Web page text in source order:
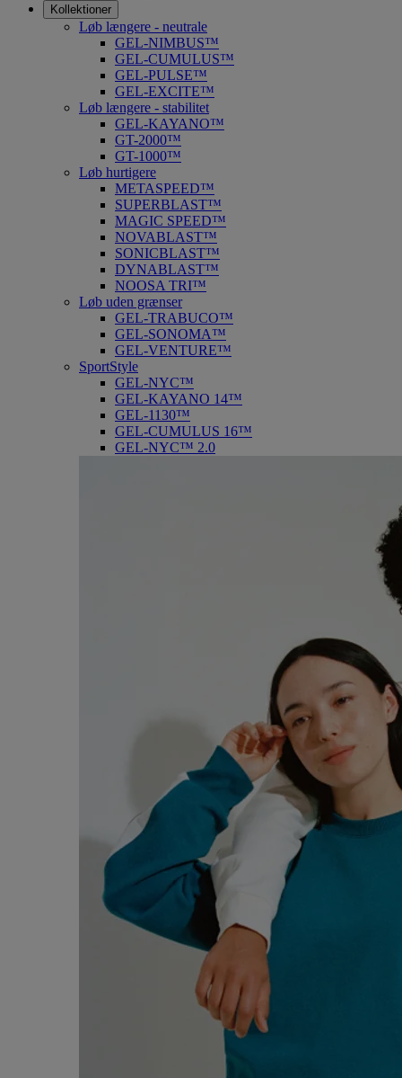
Kollektioner
Løb længere - neutrale
GEL-NIMBUS™
GEL-CUMULUS™
GEL-PULSE™
GEL-EXCITE™
Løb længere - stabilitet
GEL-KAYANO™
GT-2000™
GT-1000™
Løb hurtigere
METASPEED™
SUPERBLAST™
MAGIC SPEED™
NOVABLAST™
SONICBLAST™
DYNABLAST™
NOOSA TRI™
Løb uden grænser
GEL-TRABUCO™
GEL-SONOMA™
GEL-VENTURE™
SportStyle
GEL-NYC™
GEL-KAYANO 14™
GEL-1130™
GEL-CUMULUS 16™
GEL-NYC™ 2.0